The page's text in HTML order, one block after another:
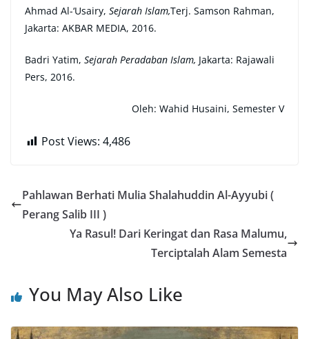
Ahmad Al-‘Usairy, Sejarah Islam,Terj. Samson Rahman,
Jakarta: AKBAR MEDIA, 2016.
Badri Yatim, Sejarah Peradaban Islam, Jakarta: Rajawali
Pers, 2016.
Oleh: Wahid Husaini, Semester V
Post Views: 4,486
Pahlawan Berhati Mulia Shalahuddin Al-Ayyubi (
Perang Salib III )
Ya Rasul! Dari Keringat dan Rasa Malumu,
Terciptalah Alam Semesta
You May Also Like